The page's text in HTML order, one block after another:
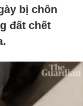
bị chôn
đất chết